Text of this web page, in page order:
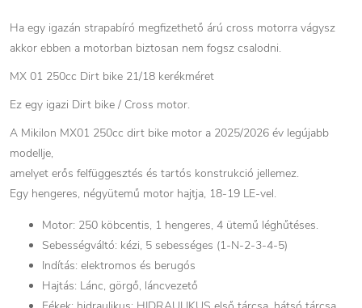
Ha egy igazán strapabíró megfizethető árú cross motorra vágysz
akkor ebben a motorban biztosan nem fogsz csalodni.
MX 01 250cc Dirt bike 21/18 kerékméret
Ez egy igazi Dirt bike / Cross motor.
A Mikilon MX01 250cc dirt bike motor a 2025/2026 év legújabb
modellje,
amelyet erős felfüggesztés és tartós konstrukció jellemez.
Egy hengeres, négyütemű motor hajtja, 18-19 LE-vel.
Motor: 250 köbcentis, 1 hengeres, 4 ütemű léghűtéses.
Sebességváltó: kézi, 5 sebességes (1-N-2-3-4-5)
Indítás: elektromos és berugós
Hajtás: Lánc, görgő, láncvezető